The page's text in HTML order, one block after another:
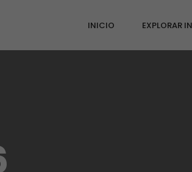
INICIO EXPLORAR